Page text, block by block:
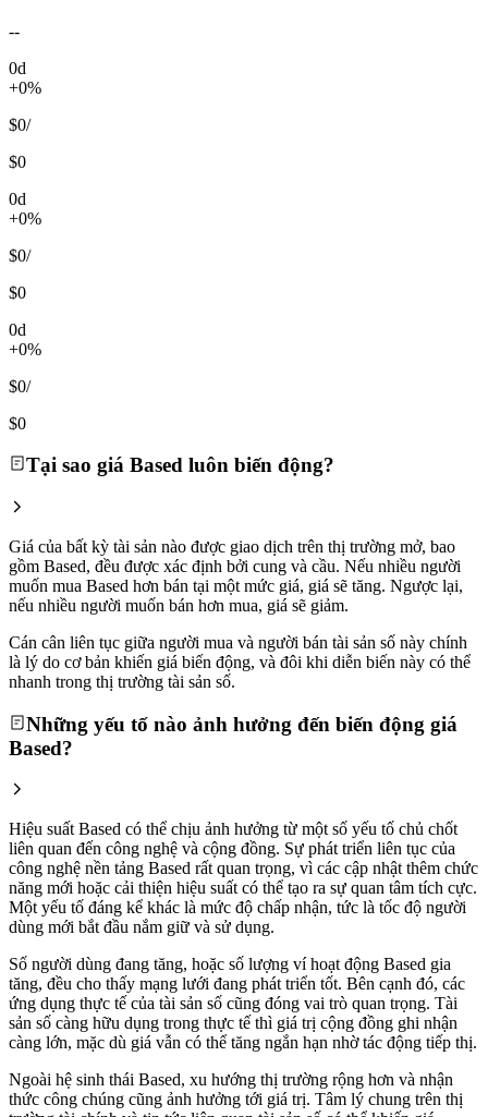
--
0d
+0%
$0/
$0
0d
+0%
$0/
$0
0d
+0%
$0/
$0
Tại sao giá Based luôn biến động?
Giá của bất kỳ tài sản nào được giao dịch trên thị trường mở, bao
gồm Based, đều được xác định bởi cung và cầu. Nếu nhiều người
muốn mua Based hơn bán tại một mức giá, giá sẽ tăng. Ngược lại,
nếu nhiều người muốn bán hơn mua, giá sẽ giảm.
Cán cân liên tục giữa người mua và người bán tài sản số này chính
là lý do cơ bản khiến giá biến động, và đôi khi diễn biến này có thể
nhanh trong thị trường tài sản số.
Những yếu tố nào ảnh hưởng đến biến động giá
Based?
Hiệu suất Based có thể chịu ảnh hưởng từ một số yếu tố chủ chốt
liên quan đến công nghệ và cộng đồng. Sự phát triển liên tục của
công nghệ nền tảng Based rất quan trọng, vì các cập nhật thêm chức
năng mới hoặc cải thiện hiệu suất có thể tạo ra sự quan tâm tích cực.
Một yếu tố đáng kể khác là mức độ chấp nhận, tức là tốc độ người
dùng mới bắt đầu nắm giữ và sử dụng.
Số người dùng đang tăng, hoặc số lượng ví hoạt động Based gia
tăng, đều cho thấy mạng lưới đang phát triển tốt. Bên cạnh đó, các
ứng dụng thực tế của tài sản số cũng đóng vai trò quan trọng. Tài
sản số càng hữu dụng trong thực tế thì giá trị cộng đồng ghi nhận
càng lớn, mặc dù giá vẫn có thể tăng ngắn hạn nhờ tác động tiếp thị.
Ngoài hệ sinh thái Based, xu hướng thị trường rộng hơn và nhận
thức công chúng cũng ảnh hưởng tới giá trị. Tâm lý chung trên thị